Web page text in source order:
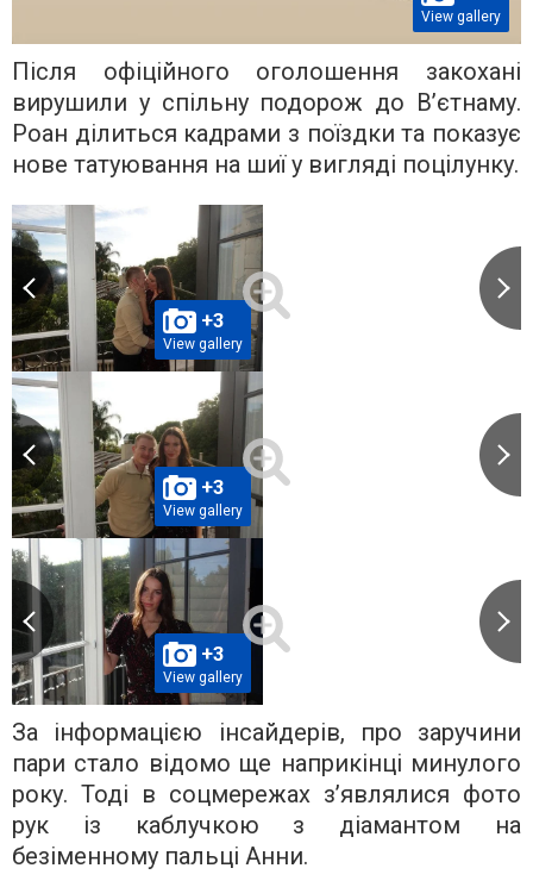
View gallery
Після офіційного оголошення закохані
вирушили у спільну подорож до В’єтнаму.
Роан ділиться кадрами з поїздки та показує
нове татуювання на шиї у вигляді поцілунку.
+3
View gallery
+3
View gallery
+3
View gallery
За інформацією інсайдерів, про заручини
пари стало відомо ще наприкінці минулого
року. Тоді в соцмережах з’являлися фото
рук із каблучкою з діамантом на
безіменному пальці Анни.